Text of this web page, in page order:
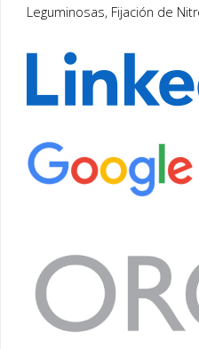
Leguminosas, Fijación de